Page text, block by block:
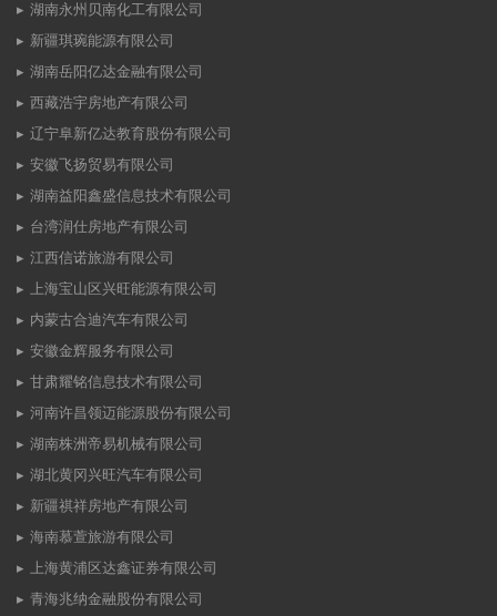
湖南永州贝南化工有限公司
新疆琪琬能源有限公司
湖南岳阳亿达金融有限公司
西藏浩宇房地产有限公司
辽宁阜新亿达教育股份有限公司
安徽飞扬贸易有限公司
湖南益阳鑫盛信息技术有限公司
台湾润仕房地产有限公司
江西信诺旅游有限公司
上海宝山区兴旺能源有限公司
内蒙古合迪汽车有限公司
安徽金辉服务有限公司
甘肃耀铭信息技术有限公司
河南许昌领迈能源股份有限公司
湖南株洲帝易机械有限公司
湖北黄冈兴旺汽车有限公司
新疆祺祥房地产有限公司
海南慕萱旅游有限公司
上海黄浦区达鑫证券有限公司
青海兆纳金融股份有限公司